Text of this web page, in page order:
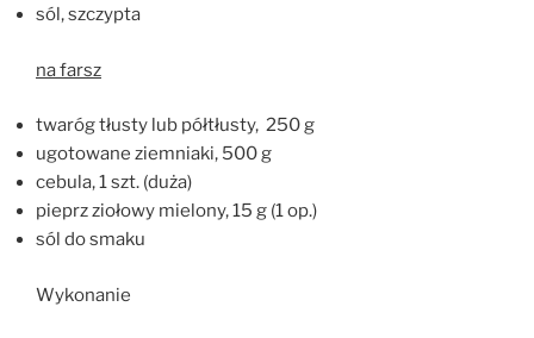
sól, szczypta
na farsz
twaróg tłusty lub półtłusty, 250 g
ugotowane ziemniaki, 500 g
cebula, 1 szt. (duża)
pieprz ziołowy mielony, 15 g (1 op.)
sól do smaku
Wykonanie